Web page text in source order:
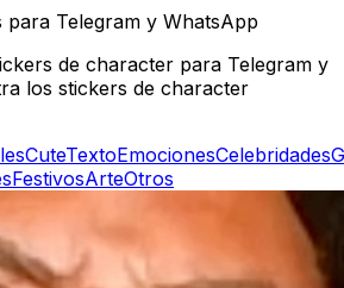
para Telegram y WhatsApp
de character para Telegram y
los stickers de character
CuteTextoEmocionesCelebridades
FestivosArteOtros